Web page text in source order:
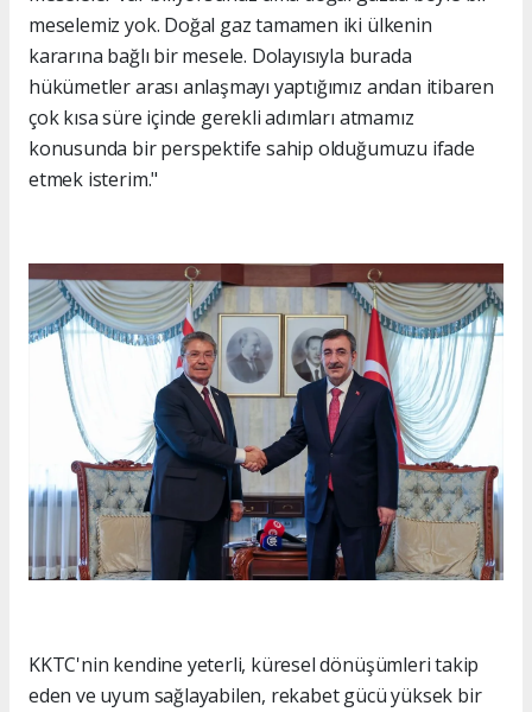
meselemiz yok. Doğal gaz tamamen iki ülkenin
kararına bağlı bir mesele. Dolayısıyla burada
hükümetler arası anlaşmayı yaptığımız andan itibaren
çok kısa süre içinde gerekli adımları atmamız
konusunda bir perspektife sahip olduğumuzu ifade
etmek isterim."
KKTC'nin kendine yeterli, küresel dönüşümleri takip
eden ve uyum sağlayabilen, rekabet gücü yüksek bir